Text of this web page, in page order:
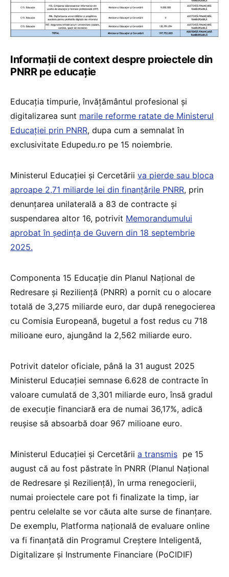
Informații de context despre proiectele din
PNRR pe educație
Educația timpurie, învățământul profesional și
digitalizarea sunt marile reforme ratate de Ministerul
Educației prin PNRR, dupa cum a semnalat în
exclusivitate Edupedu.ro pe 15 noiembrie.
Ministerul Educației și Cercetării va pierde sau bloca
aproape 2,71 miliarde lei din finanțările PNRR, prin
denunțarea unilaterală a 83 de contracte și
suspendarea altor 16, potrivit Memorandumului
aprobat în ședința de Guvern din 18 septembrie
2025.
Componenta 15 Educație din Planul Național de
Redresare și Reziliență (PNRR) a pornit cu o alocare
totală de 3,275 miliarde euro, dar după renegocierea
cu Comisia Europeană, bugetul a fost redus cu 718
milioane euro, ajungând la 2,562 miliarde euro.
Potrivit datelor oficiale, până la 31 august 2025
Ministerul Educației semnase 6.628 de contracte în
valoare cumulată de 3,301 miliarde euro, însă gradul
de execuție financiară era de numai 36,17%, adică
reușise să absoarbă doar 967 milioane euro.
Ministerul Educației și Cercetării a transmis pe 15
august că au fost păstrate în PNRR (Planul Național
de Redresare și Reziliență), în urma renegocierii,
numai proiectele care pot fi finalizate la timp, iar
pentru celelalte se vor căuta alte surse de finanțare.
De exemplu, Platforma națională de evaluare online
va fi finanțată din Programul Creștere Inteligentă,
Digitalizare și Instrumente Financiare (PoCIDIF)